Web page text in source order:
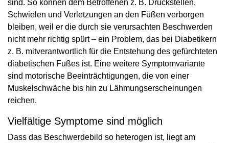
sind. So können dem Betroffenen z. B. Druckstellen,
Schwielen und Verletzungen an den Füßen verborgen
bleiben, weil er die durch sie verursachten Beschwerden
nicht mehr richtig spürt – ein Problem, das bei Diabetikern
z. B. mitverantwortlich für die Entstehung des gefürchteten
diabetischen Fußes ist. Eine weitere Symptomvariante
sind motorische Beeinträchtigungen, die von einer
Muskelschwäche bis hin zu Lähmungserscheinungen
reichen.
Vielfältige Symptome sind möglich
Dass das Beschwerdebild so heterogen ist, liegt am